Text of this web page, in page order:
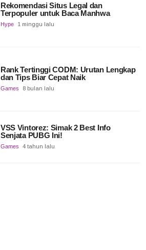
Rekomendasi Situs Legal dan
Terpopuler untuk Baca Manhwa
Hype 1 minggu lalu
Rank Tertinggi CODM: Urutan Lengkap
dan Tips Biar Cepat Naik
Games 8 bulan lalu
VSS Vintorez: Simak 2 Best Info
Senjata PUBG Ini!
Games 4 tahun lalu